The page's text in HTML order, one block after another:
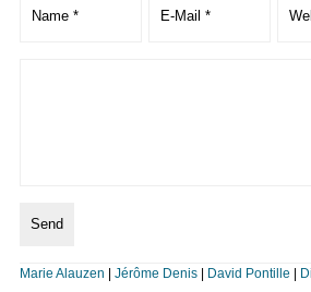
Marie Alauzen Jérôme Denis| David Pontille